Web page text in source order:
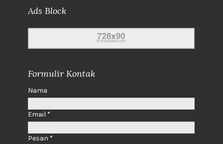
Ads Block
Formulir Kontak
Nama
Email *
Pesan *